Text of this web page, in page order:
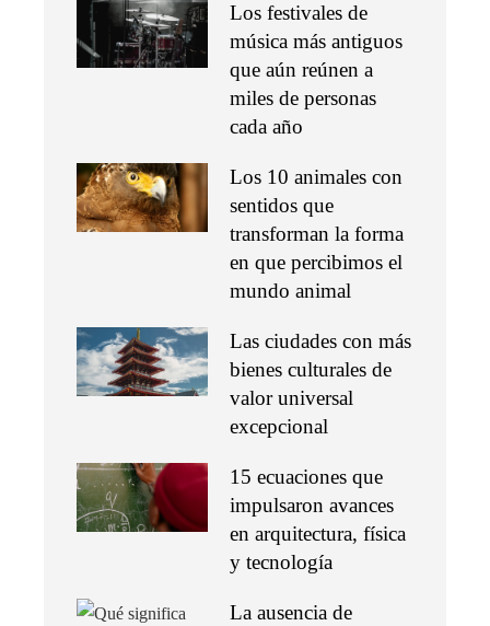
Los festivales de
música más antiguos
que aún reúnen a
miles de personas
cada año
Los 10 animales con
sentidos que
transforman la forma
en que percibimos el
mundo animal
Las ciudades con más
bienes culturales de
valor universal
excepcional
15 ecuaciones que
impulsaron avances
en arquitectura, física
y tecnología
La ausencia de